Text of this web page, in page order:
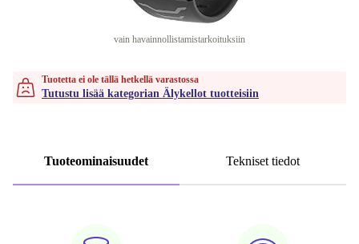
vain havainnollistamistarkoituksiin
Tuotetta ei ole tällä hetkellä varastossa
Tutustu lisää kategorian Älykellot tuotteisiin
Tuoteominaisuudet Tekniset tiedot